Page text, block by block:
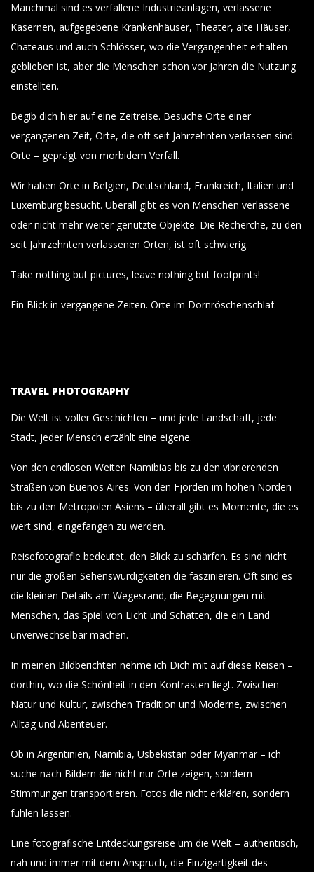
Manchmal sind es verfallene Industrieanlagen, verlassene
Kasernen, aufgegebene Krankenhäuser, Theater, alte Häuser,
Chateaus und auch Schlösser, wo die Vergangenheit erhalten
geblieben ist, aber die Menschen schon vor Jahren die Nutzung
einstellten.
Begib dich hier auf eine Zeitreise. Besuche Orte einer
vergangenen Zeit, Orte, die oft seit Jahrzehnten verlassen sind.
Orte – geprägt von morbidem Verfall.
Wir haben Orte in Belgien, Deutschland, Frankreich, Italien und
Luxemburg besucht. Überall gibt es von Menschen verlassene
oder nicht mehr weiter genutzte Objekte. Die Recherche, zu den
seit Jahrzehnten verlassenen Orten, ist oft schwierig.
Take nothing but pictures, leave nothing but footprints!
Ein Blick in vergangene Zeiten. Orte im Dornröschenschlaf.
TRAVEL PHOTOGRAPHY
Die Welt ist voller Geschichten – und jede Landschaft, jede
Stadt, jeder Mensch erzählt eine eigene.
Von den endlosen Weiten Namibias bis zu den vibrierenden
Straßen von Buenos Aires. Von den Fjorden im hohen Norden
bis zu den Metropolen Asiens – überall gibt es Momente, die es
wert sind, eingefangen zu werden.
Reisefotografie bedeutet, den Blick zu schärfen. Es sind nicht
nur die großen Sehenswürdigkeiten die faszinieren. Oft sind es
die kleinen Details am Wegesrand, die Begegnungen mit
Menschen, das Spiel von Licht und Schatten, die ein Land
unverwechselbar machen.
In meinen Bildberichten nehme ich Dich mit auf diese Reisen –
dorthin, wo die Schönheit in den Kontrasten liegt. Zwischen
Natur und Kultur, zwischen Tradition und Moderne, zwischen
Alltag und Abenteuer.
Ob in Argentinien, Namibia, Usbekistan oder Myanmar – ich
suche nach Bildern die nicht nur Orte zeigen, sondern
Stimmungen transportieren. Fotos die nicht erklären, sondern
fühlen lassen.
Eine fotografische Entdeckungsreise um die Welt – authentisch,
nah und immer mit dem Anspruch, die Einzigartigkeit des